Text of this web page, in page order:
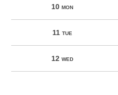
10MON
11TUE
12WED